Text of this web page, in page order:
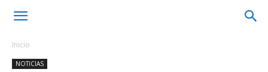
Inicio
NOTICIAS